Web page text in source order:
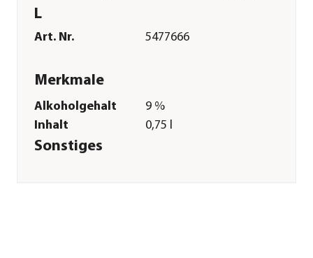
L
Art. Nr. 5477666
Merkmale
Alkoholgehalt
9 %
Inhalt
0,75 l
Sonstiges